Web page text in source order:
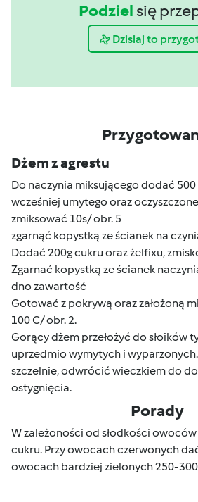
Podziel się
Dzisiaj to
Dżem z agrestu
Do naczynia miksującego dodać 500
wcześniej umytego oraz
zmiksować 10s/ obr. 5
zgarnąć kopystką ze ścianek na
Dodać 200g cukru oraz żelfixu,
Zgarnać kopystką ze ścianek
dno zawartość
Gotować z pokrywą oraz założoną
100 C/ obr. 2.
Gorący dżem przełożyć do słoików
uprzedmio wymytych i wyparzonych.
szczelnie, odwrócić wieczkiem do
ostygnięcia.
Porady
W zależoności od słodkości
cukru. Przy owocach czerwonych
owocach bardziej zielonych 250-